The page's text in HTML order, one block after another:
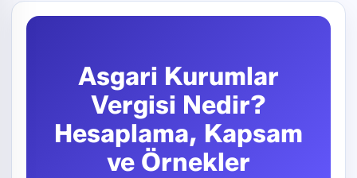
Asgari Kurumlar
Vergisi Nedir?
Hesaplama, Kapsam
ve Örnekler